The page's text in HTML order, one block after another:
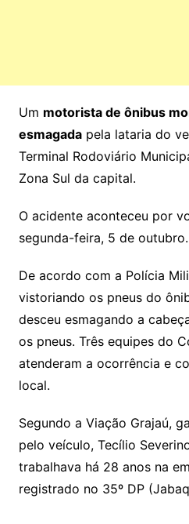
Um motorista de ônibus
esmagadapela lataria do
Terminal Rodoviário
Zona Sul da capital.
O acidente aconteceu por
segunda-feira, 5 de outubro.
De acordo com a Polícia
vistoriando os pneus do
desceu esmagando a
os pneus. Três equipes do
atenderam a ocorrência e
local.
Segundo a Viação Grajaú,
pelo veículo, Tecílio
trabalhava há 28 anos na
registrado no 35º DP